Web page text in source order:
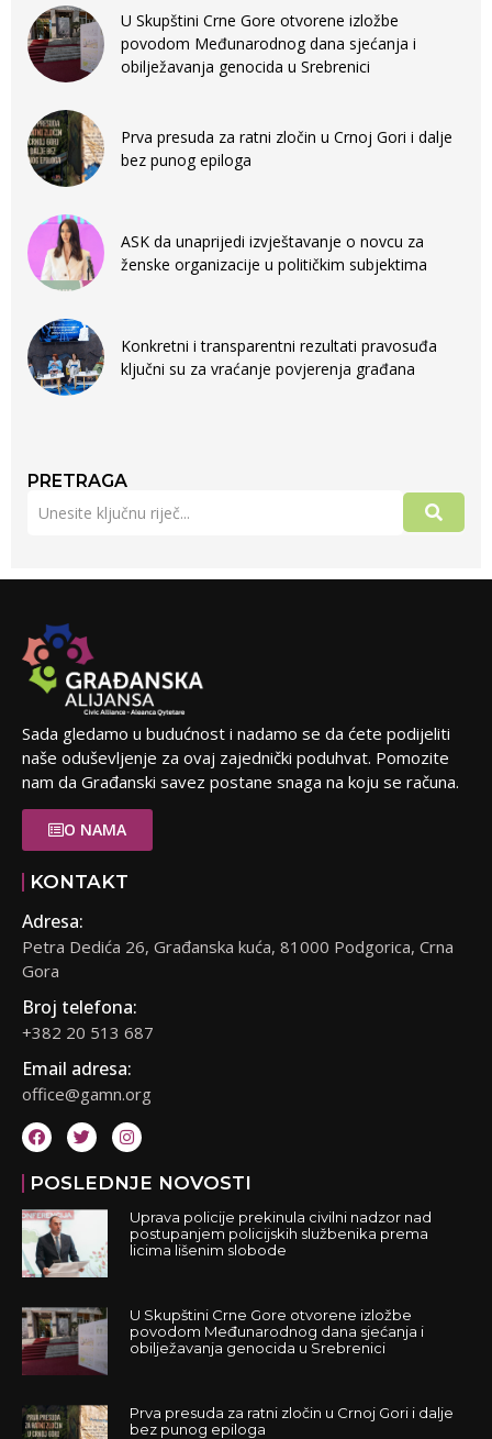
U Skupštini Crne Gore otvorene izložbe
povodom Međunarodnog dana sjećanja i
obilježavanja genocida u Srebrenici
Prva presuda za ratni zločin u Crnoj Gori i dalje
bez punog epiloga
ASK da unaprijedi izvještavanje o novcu za
ženske organizacije u političkim subjektima
Konkretni i transparentni rezultati pravosuđa
ključni su za vraćanje povjerenja građana
PRETRAGA
Sada gledamo u budućnost i nadamo se da ćete podijeliti
naše oduševljenje za ovaj zajednički poduhvat. Pomozite
nam da Građanski savez postane snaga na koju se računa.
O NAMA
KONTAKT
Adresa:
Petra Dedića 26, Građanska kuća, 81000 Podgorica, Crna
Gora
Broj telefona:
+382 20 513 687
Email adresa:
office@gamn.org
POSLEDNJE NOVOSTI
Uprava policije prekinula civilni nadzor nad
postupanjem policijskih službenika prema
licima lišenim slobode
U Skupštini Crne Gore otvorene izložbe
povodom Međunarodnog dana sjećanja i
obilježavanja genocida u Srebrenici
Prva presuda za ratni zločin u Crnoj Gori i dalje
bez punog epiloga